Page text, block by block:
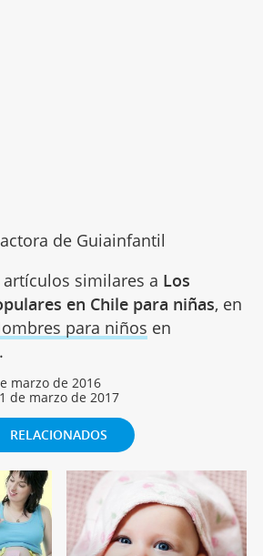
de Guiainfantil
similares a Los
en Chile para niñas, en
para niños en
marzo de 2016
de marzo de 2017
RELACIONADOS